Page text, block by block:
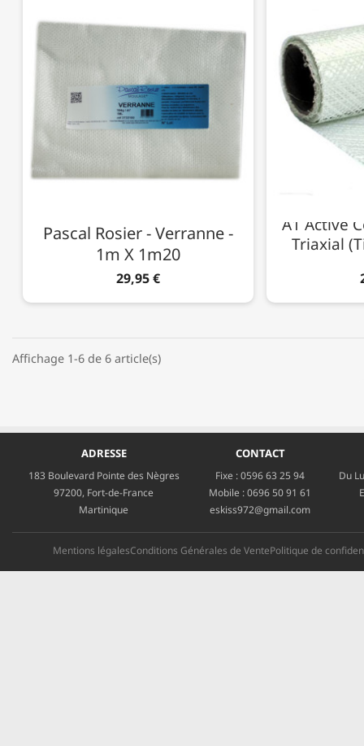
Pascal Rosier - Verranne -
1m X 1m20
29,95 €
A1 Active
Triaxial
Affichage 1-6 de 6 article(s)
ADRESSE
183 Boulevard Pointe des Nègres
97200, Fort-de-France
Martinique
CONTACT
Fixe :0596 63 25 94
Mobile :0696 50 91 61
eskiss972@gmail.com
Du
Mentions légalesConditions Générales de VentePolitique de